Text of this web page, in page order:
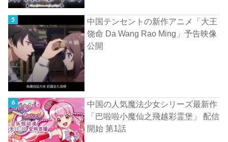
中国テンセントの新作アニメ「大王
饶命 Da Wang Rao Ming」予告映像
公開
中国の人気魔法少女シリーズ最新作
「巴啦啦小魔仙之飛越彩霊堡」 配信
開始 第1話